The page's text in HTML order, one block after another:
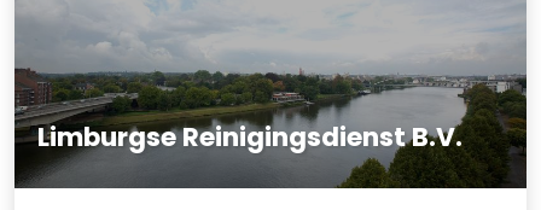
Limburgse Reinigingsdienst B.V.